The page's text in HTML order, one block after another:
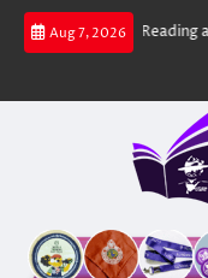
Skip
Aug 7, 2026
Reading a